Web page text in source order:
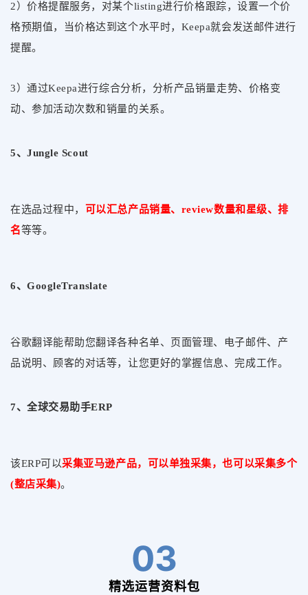
2）价格提醒服务，对某个listing进行价格跟踪，设置一个价
格预期值，当价格达到这个水平时，Keepa就会发送邮件进行
提醒。
3）通过Keepa进行综合分析，分析产品销量走势、价格变
动、参加活动次数和销量的关系。
5、Jungle Scout
在选品过程中， 可以汇总产品销量、 review数量和星级、排
名等等。
6、GoogleTranslate
谷歌翻译能帮助您翻译各种名单、页面管理、电子邮件、产
品说明、顾客的对话等，让您更好的掌握信息、完成工作。
7、全球交易助手ERP
该ERP可以采集亚马逊产品，可以单独采集，也可以采集多个
(整店采集)。
03
精选运营资料包